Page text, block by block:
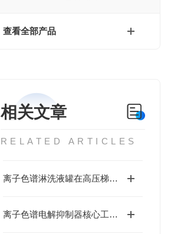
查看全部产品
相关文章
RELATED ARTICLES
离子色谱淋洗液罐在高压梯度泵系统中的耐压性能与密封设计
离子色谱电解抑制器核心工作原理